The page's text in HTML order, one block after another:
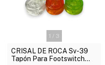
1 / 3
CRISAL DE ROCA Sv-39
Tapón Para Footswitch